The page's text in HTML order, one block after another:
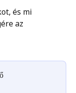
és mi
az